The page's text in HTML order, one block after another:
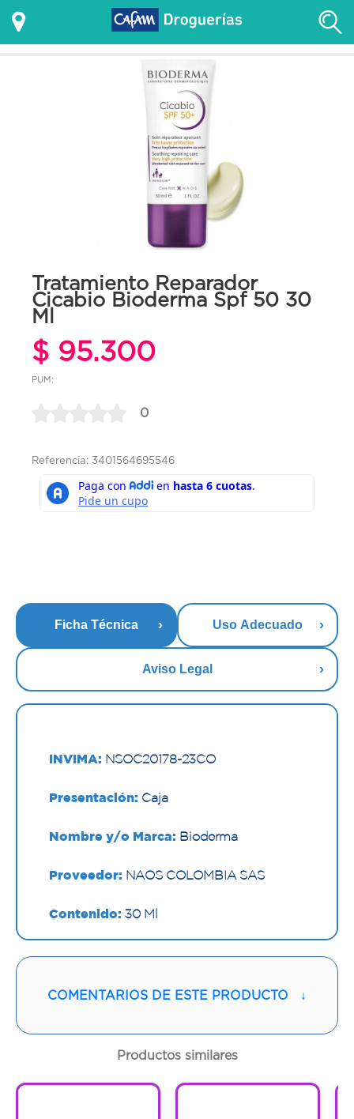
Tratamiento Reparador
Cicabio Bioderma Spf 50 30
Ml
$ 95.300
PUM:
0
Referencia: 3401564695546
Ficha Técnica Uso Adecuado
Aviso Legal
INVIMA: NSOC20178-23CO
Presentación: Caja
Nombre y/o Marca: Bioderma
Proveedor: NAOS COLOMBIA SAS
Contenido: 30 Ml
Código:1294897
COMENTARIOS DE ESTE PRODUCTO ↓
Productos similares